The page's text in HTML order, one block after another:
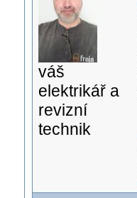
váš
elektrikář a
revizní
technik